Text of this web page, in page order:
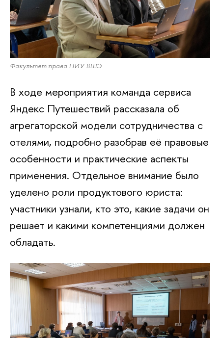
Факультет права НИУ ВШЭ
В ходе мероприятия команда сервиса
Яндекс Путешествий рассказала об
агрегаторской модели сотрудничества с
отелями, подробно разобрав её правовые
особенности и практические аспекты
применения. Отдельное внимание было
уделено роли продуктового юриста:
участники узнали, кто это, какие задачи он
решает и какими компетенциями должен
обладать.